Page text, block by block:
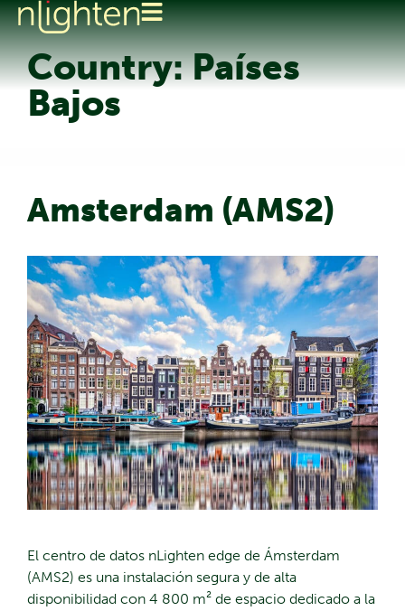
Country:Países
Bajos
Amsterdam (AMS2)
El centro de datos nLighten edge de Ámsterdam
(AMS2) es una instalación segura y de alta
disponibilidad con 4 800 m² de espacio dedicado a la